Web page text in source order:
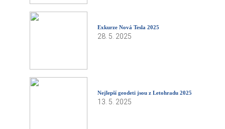
Exkurze Nová Tesla 2025
28. 5. 2025
Nejlepší geodeti jsou z Letohradu 2025
13. 5. 2025